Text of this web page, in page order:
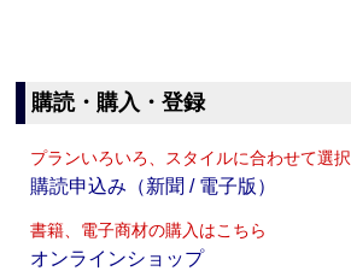
購読・購入・登録
プランいろいろ、スタイルに合わせて選択
購読申込み（新聞 / 電子版）
書籍、電子商材の購入はこちら
オンラインショップ